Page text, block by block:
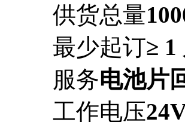
供货总量
最少起订≥ 1
服务电池片
工作电压